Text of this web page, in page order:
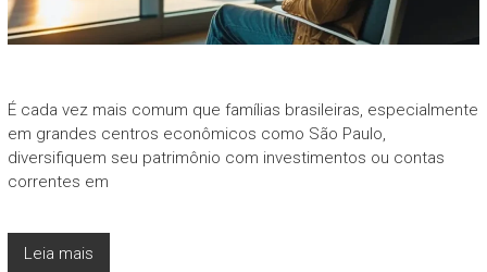
É cada vez mais comum que famílias brasileiras, especialmente
em grandes centros econômicos como São Paulo,
diversifiquem seu patrimônio com investimentos ou contas
correntes em
Leia mais